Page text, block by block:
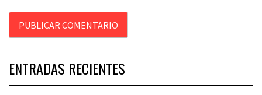
ENTRADAS RECIENTES